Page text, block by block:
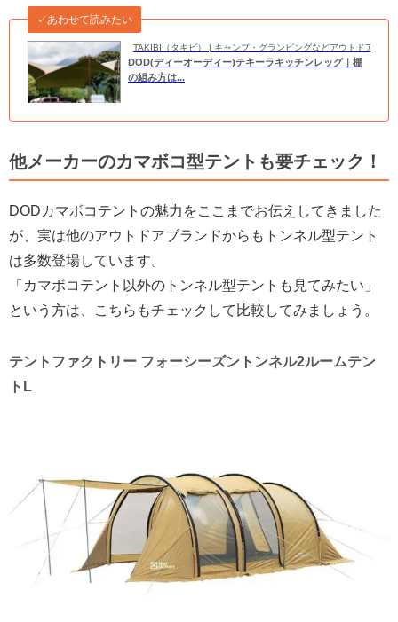
TAKIBI（タキビ） | キャンプ・グランピングなどアウトドアの総
✓あわせて読みたい
DOD(ディーオーディー)テキーラキッチンレッグ｜棚
の組み方は...
他メーカーのカマボコ型テントも要チェック！
DODカマボコテントの魅力をここまでお伝えしてきました
が、実は他のアウトドアブランドからもトンネル型テント
は多数登場しています。
「カマボコテント以外のトンネル型テントも見てみたい」
という方は、こちらもチェックして比較してみましょう。
テントファクトリー フォーシーズントンネル2ルームテン
トL